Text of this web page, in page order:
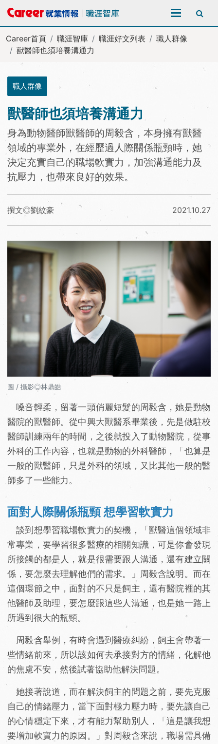
全站搜尋
Career首頁 職涯智庫 職涯好文列表
職人群像
獸醫師也須培養溝通力
職人群像
獸醫師也須培養溝通力
身為動物醫師獸醫師的周毅含，本身擁有獸醫
領域的專業外，在經歷過人際關係瓶頸時，她
決定充實自己的職場軟實力，加強溝通能力及
抗壓力，也帶來良好的效果。
撰文◎劉紋豪 2021.10.27
圖 / 攝影◎林鼎皓
嗓音輕柔，留著一頭俏麗短髮的周毅含，她是動物
醫院的獸醫師。從中興大獸醫系畢業後，先是做駐校
醫師訓練兩年的時間，之後就投入了動物醫院，從事
外科的工作內容，也就是動物的外科醫師，「也算是
一般的獸醫師，只是外科的領域，又比其他一般的醫
師多了一些能力。
面對人際關係瓶頸 想學習軟實力
談到想學習職場軟實力的契機，「獸醫這個領域非
常專業，要學習很多醫療的相關知識，可是你會發現
所接觸的都是人，就是很需要跟人溝通，還有建立關
係，要怎麼去理解他們的需求。」周毅含說明。而在
這個環節之中，面對的不只是飼主，還有醫院裡的其
他醫師及助理，要怎麼跟這些人溝通，也是她一路上
所遇到很大的瓶頸。
周毅含舉例，有時會遇到醫療糾紛，飼主會帶著一
些情緒前來，所以該如何去承接對方的情緒，化解他
的焦慮不安，然後試著協助他解決問題。
她接著說道，而在解決飼主的問題之前，要先克服
自己的情緒壓力，當下面對極力壓力時，要先讓自己
的心情穩定下來，才有能力幫助別人，「這是讓我想
要增加軟實力的原因。」對周毅含來說，職場需具備